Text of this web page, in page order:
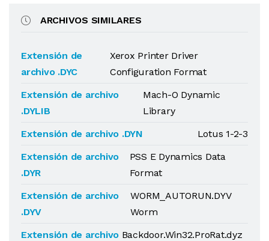
ARCHIVOS SIMILARES
Extensión de
archivo .DYC
Xerox Printer Driver
Configuration Format
Extensión de archivo
.DYLIB
Mach-O Dynamic
Library
Extensión de archivo .DYN
Lotus 1-2-3
Extensión de archivo
.DYR
PSS E Dynamics Data
Format
Extensión de archivo
.DYV
WORM_AUTORUN.DYV
Worm
Extensión de archivo Backdoor.Win32.ProRat.dyz